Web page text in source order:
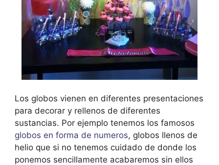
Los globos vienen en diferentes presentaciones
para decorar y rellenos de diferentes
sustancias. Por ejemplo tenemos los famosos
globos en forma de numeros, globos llenos de
helio que si no tenemos cuidado de donde los
ponemos sencillamente acabaremos sin ellos